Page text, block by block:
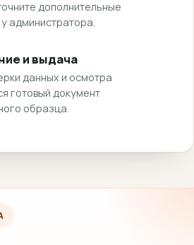
дополнительные
администратора.
и выдача
данных и осмотра
готовый документ
образца.